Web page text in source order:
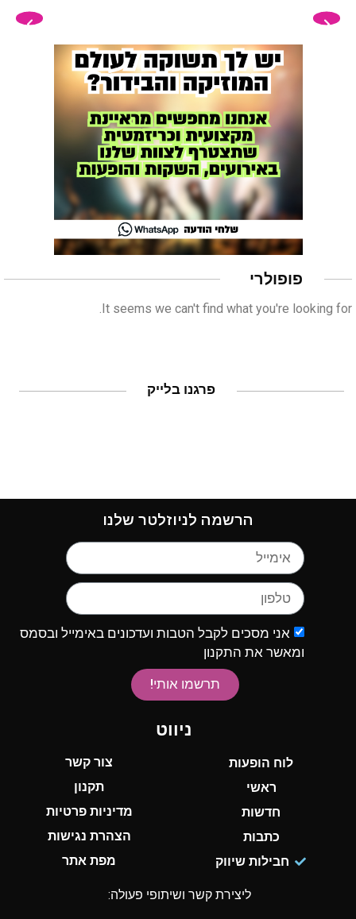
פופולרי
It seems we can't find what you're looking for.
פרגנו בלייק
הרשמה לניוזלטר שלנו
אני מסכים לקבל הטבות ועדכונים באימייל ובסמס
ומאשר את התקנון
תרשמו אותי!
ניווט
לוח הופעות
ראשי
חדשות
כתבות
חבילות שיווק
צור קשר
תקנון
מדיניות פרטיות
הצהרת נגישות
מפת אתר
ליצירת קשר ושיתופי פעולה: